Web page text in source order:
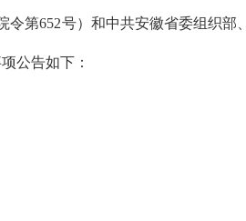
第652号）和中共安徽省委组织部
公告如下：